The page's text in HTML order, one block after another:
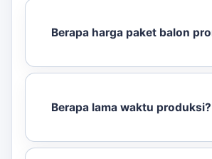
Berapa harga paket balon
Berapa lama waktu produksi?